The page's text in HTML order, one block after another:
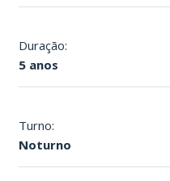
Duração:
5 anos
Turno:
Noturno